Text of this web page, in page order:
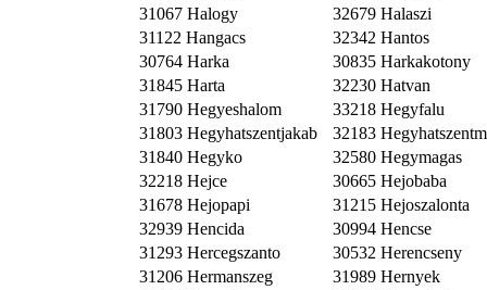
31067 Halogy
32679 Halaszi
31122 Hangacs
32342 Hantos
30764 Harka
30835 Harkakotony
31845 Harta
32230 Hatvan
31790 Hegyeshalom
33218 Hegyfalu
31803 Hegyhatszentjakab
32183
31840 Hegyko
32580 Hegymagas
32218 Hejce
30665 Hejobaba
31678 Hejopapi
31215 Hejoszalonta
32939 Hencida
30994 Hencse
31293 Hercegszanto
30532 Herencseny
31206 Hermanszeg
31989 Hernyek